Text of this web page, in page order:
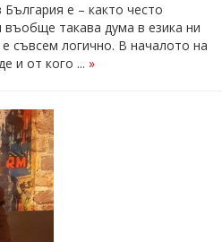
е – както често
такава дума в езика ни
съвсем логично. В началото на
и от кого ... »